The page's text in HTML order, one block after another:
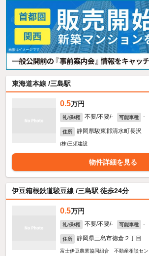
東海道本線 /三島駅
0.5万円
礼/保/権 不要/不要/- 可能車種 -
住所 静岡県駿東郡清水町長沢
(株)三須建設
物件詳細を見る
伊豆箱根鉄道駿豆線 /三島駅 徒歩24分
0.5万円
礼/保/権 不要/不要/- 可能車種 -
住所 静岡県三島市徳倉２丁目
富士伊豆農業協同組合 不動産相談セ